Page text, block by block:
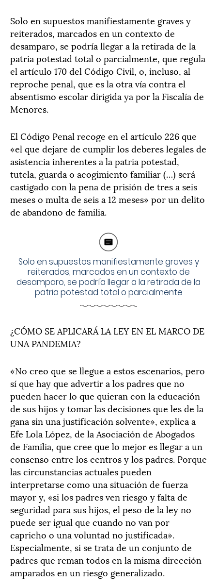
Solo en supuestos manifiestamente graves y
reiterados, marcados en un contexto de
desamparo, se podría llegar a la retirada de la
patria potestad total o parcialmente, que regula
el artículo 170 del Código Civil, o, incluso, al
reproche penal, que es la otra vía contra el
absentismo escolar dirigida ya por la Fiscalía de
Menores.
El Código Penal recoge en el artículo 226 que
«el que dejare de cumplir los deberes legales de
asistencia inherentes a la patria potestad,
tutela, guarda o acogimiento familiar (…) será
castigado con la pena de prisión de tres a seis
meses o multa de seis a 12 meses» por un delito
de abandono de familia.
Solo en supuestos manifiestamente graves y
reiterados, marcados en un contexto de
desamparo, se podría llegar a la retirada de la
patria potestad total o parcialmente
¿CÓMO SE APLICARÁ LA LEY EN EL MARCO DE
UNA PANDEMIA?
«No creo que se llegue a estos escenarios, pero
sí que hay que advertir a los padres que no
pueden hacer lo que quieran con la educación
de sus hijos y tomar las decisiones que les de la
gana sin una justificación solvente», explica a
Efe Lola López, de la Asociación de Abogados
de Familia, que cree que lo mejor es llegar a un
consenso entre los centros y los padres. Porque
las circunstancias actuales pueden
interpretarse como una situación de fuerza
mayor y, «si los padres ven riesgo y falta de
seguridad para sus hijos, el peso de la ley no
puede ser igual que cuando no van por
capricho o una voluntad no justificada».
Especialmente, si se trata de un conjunto de
padres que reman todos en la misma dirección
amparados en un riesgo generalizado.